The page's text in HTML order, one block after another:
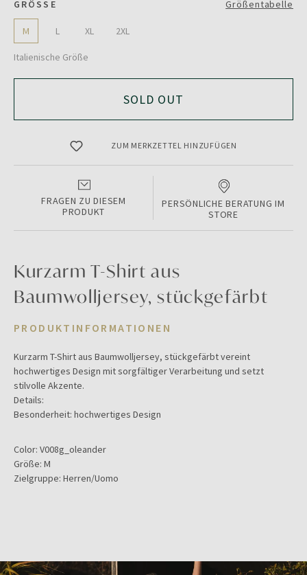
GRÖSSE Größentabelle
M L XL 2XL
Italienische Größe
SOLD OUT
ZUM MERKZETTEL HINZUFÜGEN
FRAGEN ZU DIESEM
PRODUKT
PERSÖNLICHE BERATUNG IM
STORE
Kurzarm T-Shirt aus
Baumwolljersey, stückgefärbt
PRODUKTINFORMATIONEN
Kurzarm T-Shirt aus Baumwolljersey, stückgefärbt vereint
hochwertiges Design mit sorgfältiger Verarbeitung und setzt
stilvolle Akzente.
Details:
Besonderheit: hochwertiges Design
Color: V008g_oleander
Größe: M
Zielgruppe: Herren/Uomo